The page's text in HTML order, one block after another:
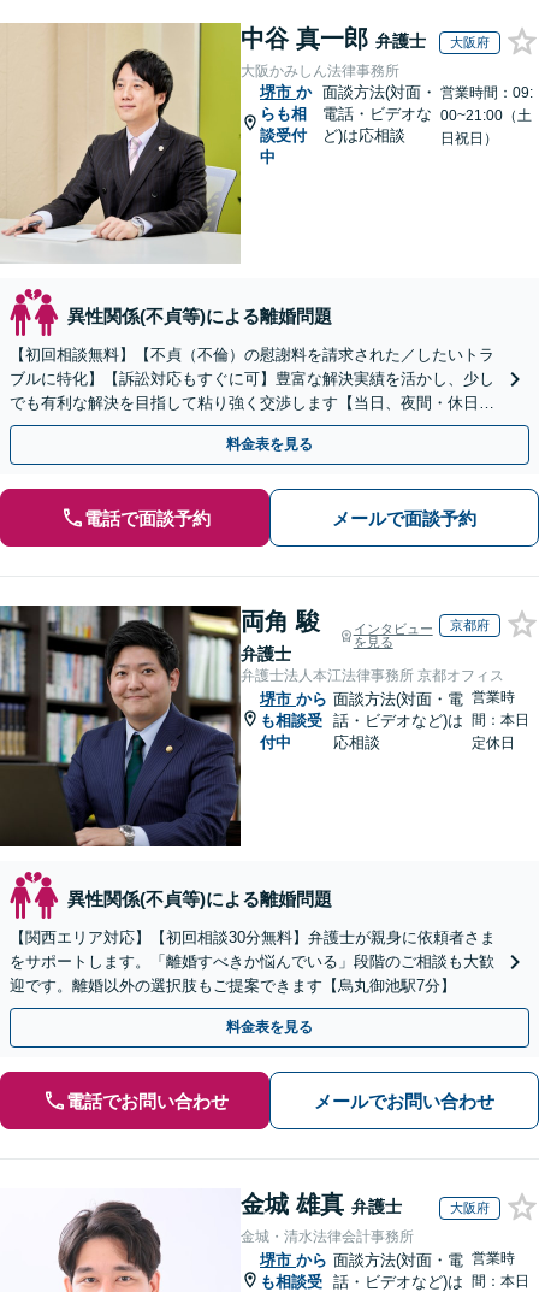
中谷 真一郎 弁護士 大阪府
大阪かみしん法律事務所
堺市 か
らも相
談受付
中
面談方法(対面・
電話・ビデオな
ど)は応相談
営業時間：09:
00~21:00（土
日祝日）
異性関係(不貞等)による離婚問題
【初回相談無料】【不貞（不倫）の慰謝料を請求された／したいトラ
ブルに特化】【訴訟対応もすぐに可】豊富な解決実績を活かし、少し
でも有利な解決を目指して粘り強く交渉します【当日、夜間・休日相
談可】
料金表を見る
電話で面談予約 メールで面談予約
両角 駿
弁護士
インタビュー
を見る
京都府
弁護士法人本江法律事務所 京都オフィス
堺市 から
も相談受
付中
面談方法(対面・電
話・ビデオなど)は
応相談
営業時
間：本日
定休日
異性関係(不貞等)による離婚問題
【関西エリア対応】【初回相談30分無料】弁護士が親身に依頼者さま
をサポートします。「離婚すべきか悩んでいる」段階のご相談も大歓
迎です。離婚以外の選択肢もご提案できます【烏丸御池駅7分】
料金表を見る
電話でお問い合わせ メールでお問い合わせ
金城 雄真 弁護士 大阪府
金城・清水法律会計事務所
堺市 から
も相談受
面談方法(対面・電
話・ビデオなど)は
営業時
間：本日